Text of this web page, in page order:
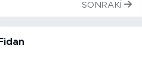
SONRAKI